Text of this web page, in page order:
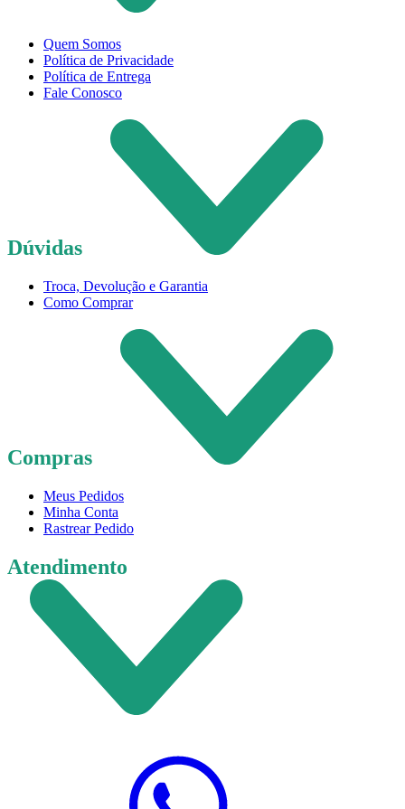
Quem Somos
Política de Privacidade
Política de Entrega
Fale Conosco
Dúvidas
Troca, Devolução e Garantia
Como Comprar
Compras
Meus Pedidos
Minha Conta
Rastrear Pedido
Atendimento